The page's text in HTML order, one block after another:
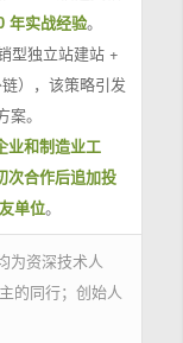
年实战经验。
型独立站建站 +
），该策略引发
。
业和制造业工
次合作后追加投
单位。
为资深技术人
的同行；创始人